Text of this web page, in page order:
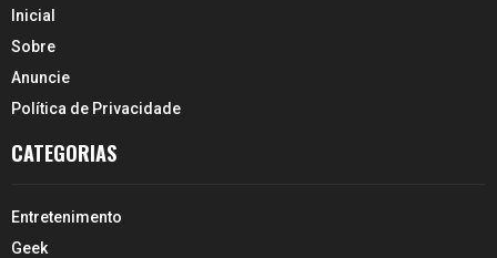
Inicial
Sobre
Anuncie
Política de Privacidade
CATEGORIAS
Entretenimento
Geek